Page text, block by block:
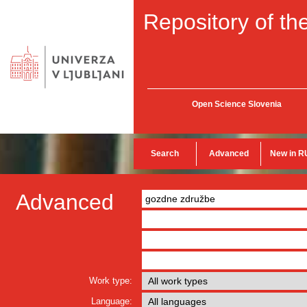
Repository of
Open Science Slovenia
Search Advanced New in
Advanced
Work type:
Language: